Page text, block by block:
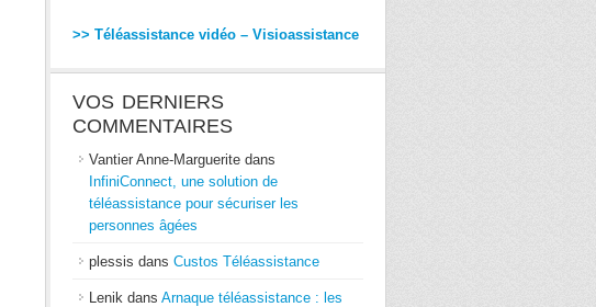
>> Téléassistance vidéo – Visioassistance
VOS DERNIERS
COMMENTAIRES
Vantier Anne-Marguerite dans
InfiniConnect, une solution de
téléassistance pour sécuriser les
personnes âgées
plessis dans Custos Téléassistance
Lenik dans Arnaque téléassistance : les